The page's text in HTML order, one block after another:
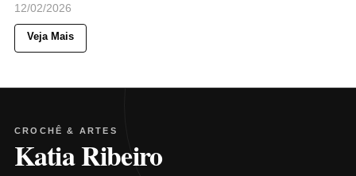
12/02/2026
Veja Mais
CROCHÊ & ARTES
Katia Ribeiro